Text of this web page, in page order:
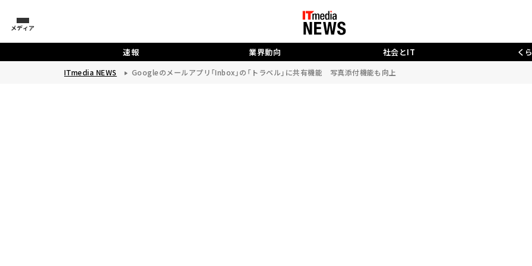
メディア
速報 業界動向 社会とIT く
ITmedia NEWS Googleのメールアプリ「Inbox」の「トラベル」に共有機能 写真添付機能も向上